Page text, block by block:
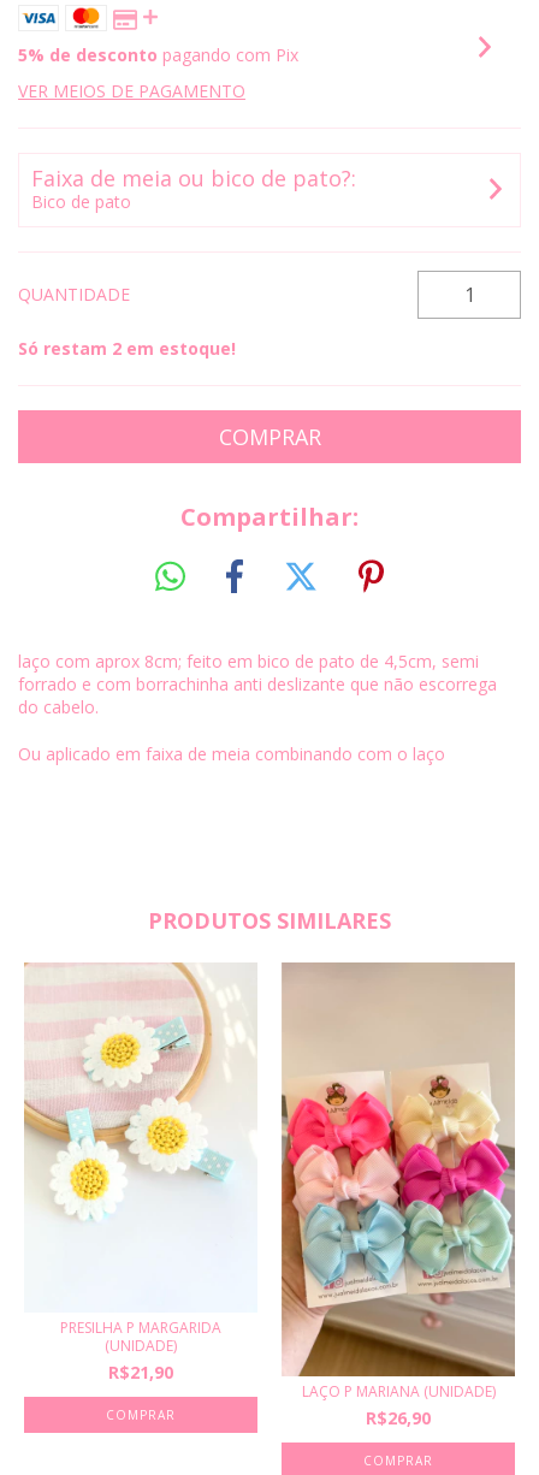
5% de desconto pagando com Pix
VER MEIOS DE PAGAMENTO
Faixa de meia ou bico de pato?:
Bico de pato
QUANTIDADE
Só restam 2 em estoque!
Compartilhar:
laço com aprox 8cm; feito em bico de pato de 4,5cm, semi
forrado e com borrachinha anti deslizante que não escorrega
do cabelo.
Ou aplicado em faixa de meia combinando com o laço
PRODUTOS SIMILARES
PRESILHA P MARGARIDA
(UNIDADE)
R$21,90
LAÇO P MARIANA (UNIDADE)
R$26,90
COMPRAR